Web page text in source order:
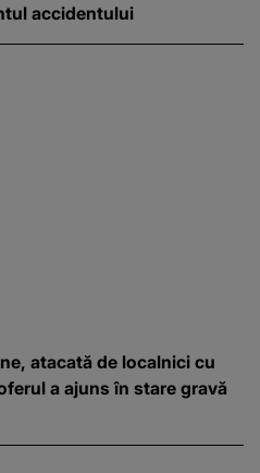
accidentului
atacată de localnici cu